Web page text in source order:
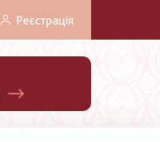
Реєстрація